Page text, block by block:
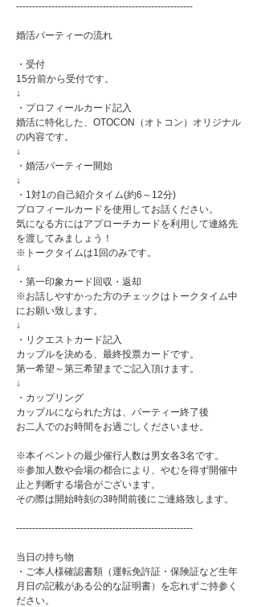
-------------------------------------------------------
婚活パーティーの流れ
・受付
15分前から受付です。
↓
・プロフィールカード記入
婚活に特化した、OTOCON（オトコン）オリジナル
の内容です。
↓
・婚活パーティー開始
↓
・1対1の自己紹介タイム(約6～12分)
プロフィールカードを使用してお話ください。
気になる方にはアプローチカードを利用して連絡先
を渡してみましょう！
※トークタイムは1回のみです。
↓
・第一印象カード回収・返却
※お話しやすかった方のチェックはトークタイム中
にお願い致します。
↓
・リクエストカード記入
カップルを決める、最終投票カードです。
第一希望～第三希望までご記入頂けます。
↓
・カップリング
カップルになられた方は、パーティー終了後
お二人でのお時間をお過ごしくださいませ。
※本イベントの最少催行人数は男女各3名です。
※参加人数や会場の都合により、やむを得ず開催中
止と判断する場合がございます。
その際は開始時刻の3時間前後にご連絡致します。
-------------------------------------------------------
当日の持ち物
・ご本人様確認書類（運転免許証・保険証など生年
月日の記載がある公的な証明書）を忘れずご持参く
ださい。